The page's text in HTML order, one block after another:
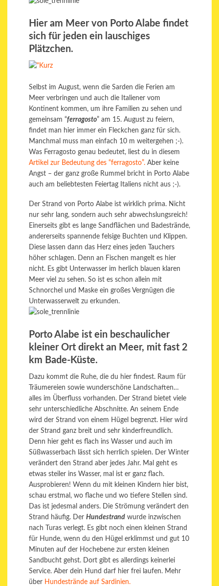
Hier am Meer von Porto Alabe findet
sich für jeden ein lauschiges
Plätzchen.
Selbst im August, wenn die Sarden die Ferien am
Meer verbringen und auch die Italiener vom
Kontinent kommen, um ihre Familien zu sehen und
gemeinsam “ferragosto” am 15. August zu feiern,
findet man hier immer ein Fleckchen ganz für sich.
Manchmal muss man einfach 10 m weitergehen ;-).
Was Ferragosto genau bedeutet, liest du in diesem
Artikel zur Bedeutung des “ferragosto”. Aber keine
Angst – der ganz große Rummel bricht in Porto Alabe
auch am beliebtesten Feiertag Italiens nicht aus ;-).
Der Strand von Porto Alabe ist wirklich prima. Nicht
nur sehr lang, sondern auch sehr abwechslungsreich!
Einerseits gibt es lange Sandflächen und Badestrände,
andererseits spannende felsige Buchten und Klippen.
Diese lassen dann das Herz eines jeden Tauchers
höher schlagen. Denn an Fischen mangelt es hier
nicht. Es gibt Unterwasser im herlich blauen klaren
Meer viel zu sehen. So ist es schon allein mit
Schnorchel und Maske ein großes Vergnügen die
Unterwasserwelt zu erkunden.
Porto Alabe ist ein beschaulicher
kleiner Ort direkt an Meer, mit fast 2
km Bade-Küste.
Dazu kommt die Ruhe, die du hier findest. Raum für
Träumereien sowie wunderschöne Landschaften…
alles im Überfluss vorhanden. Der Strand bietet viele
sehr unterschiedliche Abschnitte. An seinem Ende
wird der Strand von einem Hügel begrenzt. Hier wird
der Strand ganz breit und sehr kinderfreundlich.
Denn hier geht es flach ins Wasser und auch im
Süßwasserbach lässt sich herrlich spielen. Der Winter
verändert den Strand aber jedes Jahr. Mal geht es
etwas steiler ins Wasser, mal ist er ganz flach.
Ausprobieren! Wenn du mit kleinen Kindern hier bist,
schau erstmal, wo flache und wo tiefere Stellen sind.
Das ist jedesmal anders. Die Strömung verändert den
Strand häufig. Der Hundestrand wurde inzwischen
nach Turas verlegt. Es gibt noch einen kleinen Strand
für Hunde, wenn du den Hügel erklimmst und gut 10
Minuten auf der Hochebene zur ersten kleinen
Sandbucht gehst. Dort gibt es allerdings keinerlei
Service. Aber dein Hund darf hier frei laufen. Mehr
über Hundestrände auf Sardinien.